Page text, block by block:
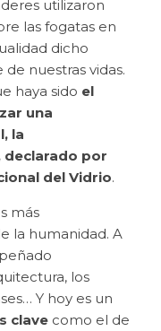
utilizaron
las fogatas en
dicho
nuestras vidas.
haya sido el
una
la
declarado por
del Vidrio.
más
la humanidad. A
los
Y hoy es un
clave como el de